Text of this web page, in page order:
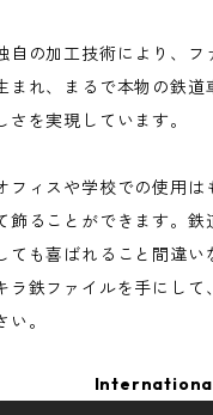
自の加工技術により、
まれ、まるで本物の鉄
さを実現しています。
フィスや学校での使用
飾ることができます。
ても喜ばれること間違い
ラ鉄ファイルを手にし
い。